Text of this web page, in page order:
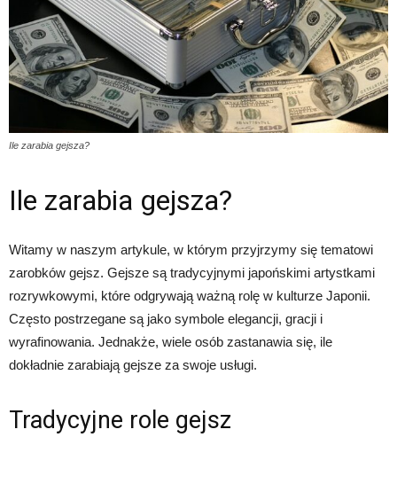
Ile zarabia gejsza?
Ile zarabia gejsza?
Witamy w naszym artykule, w którym przyjrzymy się tematowi
zarobków gejsz. Gejsze są tradycyjnymi japońskimi artystkami
rozrywkowymi, które odgrywają ważną rolę w kulturze Japonii.
Często postrzegane są jako symbole elegancji, gracji i
wyrafinowania. Jednakże, wiele osób zastanawia się, ile
dokładnie zarabiają gejsze za swoje usługi.
Tradycyjne role gejsz